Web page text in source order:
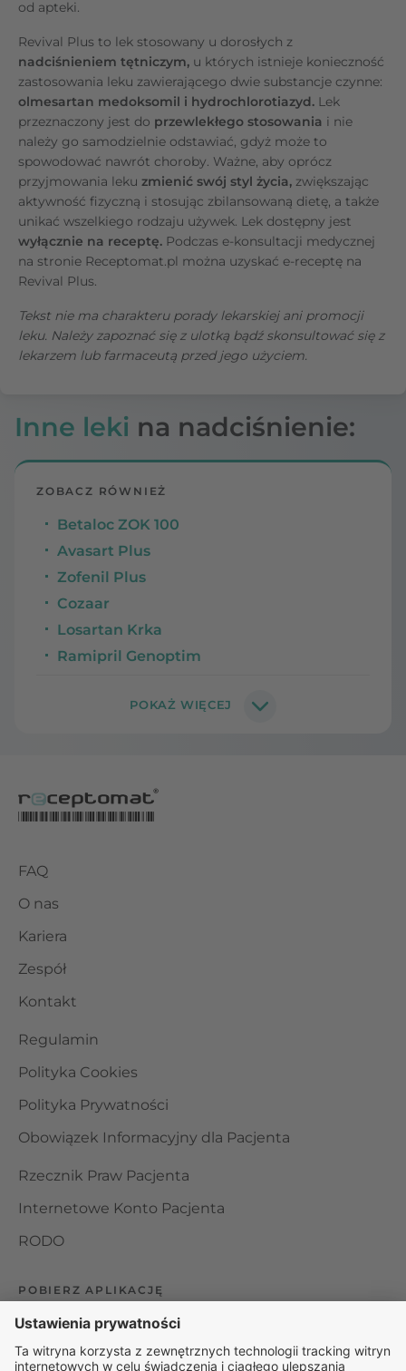
od apteki.
Revival Plus to lek stosowany u dorosłych z
nadciśnieniem tętniczym, u których istnieje konieczność
zastosowania leku zawierającego dwie substancje czynne:
olmesartan medoksomil i hydrochlorotiazyd. Lek
przeznaczony jest do przewlekłego stosowania i nie
należy go samodzielnie odstawiać, gdyż może to
spowodować nawrót choroby. Ważne, aby oprócz
przyjmowania leku zmienić swój styl życia, zwiększając
aktywność fizyczną i stosując zbilansowaną dietę, a także
unikać wszelkiego rodzaju używek. Lek dostępny jest
wyłącznie na receptę. Podczas e-konsultacji medycznej
na stronie Receptomat.pl można uzyskać e-receptę na
Revival Plus.
Tekst nie ma charakteru porady lekarskiej ani promocji
leku. Należy zapoznać się z ulotką bądź skonsultować się z
lekarzem lub farmaceutą przed jego użyciem.
Inne leki na nadciśnienie:
ZOBACZ RÓWNIEŻ
Betaloc ZOK 100
Avasart Plus
Zofenil Plus
Cozaar
Losartan Krka
Ramipril Genoptim
FAQ
O nas
Kariera
Zespół
Kontakt
Regulamin
Polityka Cookies
Polityka Prywatności
Obowiązek Informacyjny dla Pacjenta
Rzecznik Praw Pacjenta
Internetowe Konto Pacjenta
RODO
POBIERZ APLIKACJĘ